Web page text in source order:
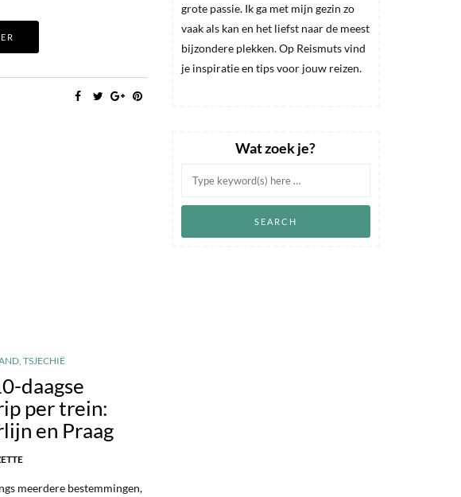
,TSJECHIË
daagse
per trein:
en Praag
meerdere bestemmingen,
grote passie. Ik ga met mijn gezin zo
vaak als kan en het liefst naar de meest
bijzondere plekken. Op Reismuts vind
je inspiratie en tips voor jouw reizen.
Wat zoek je?